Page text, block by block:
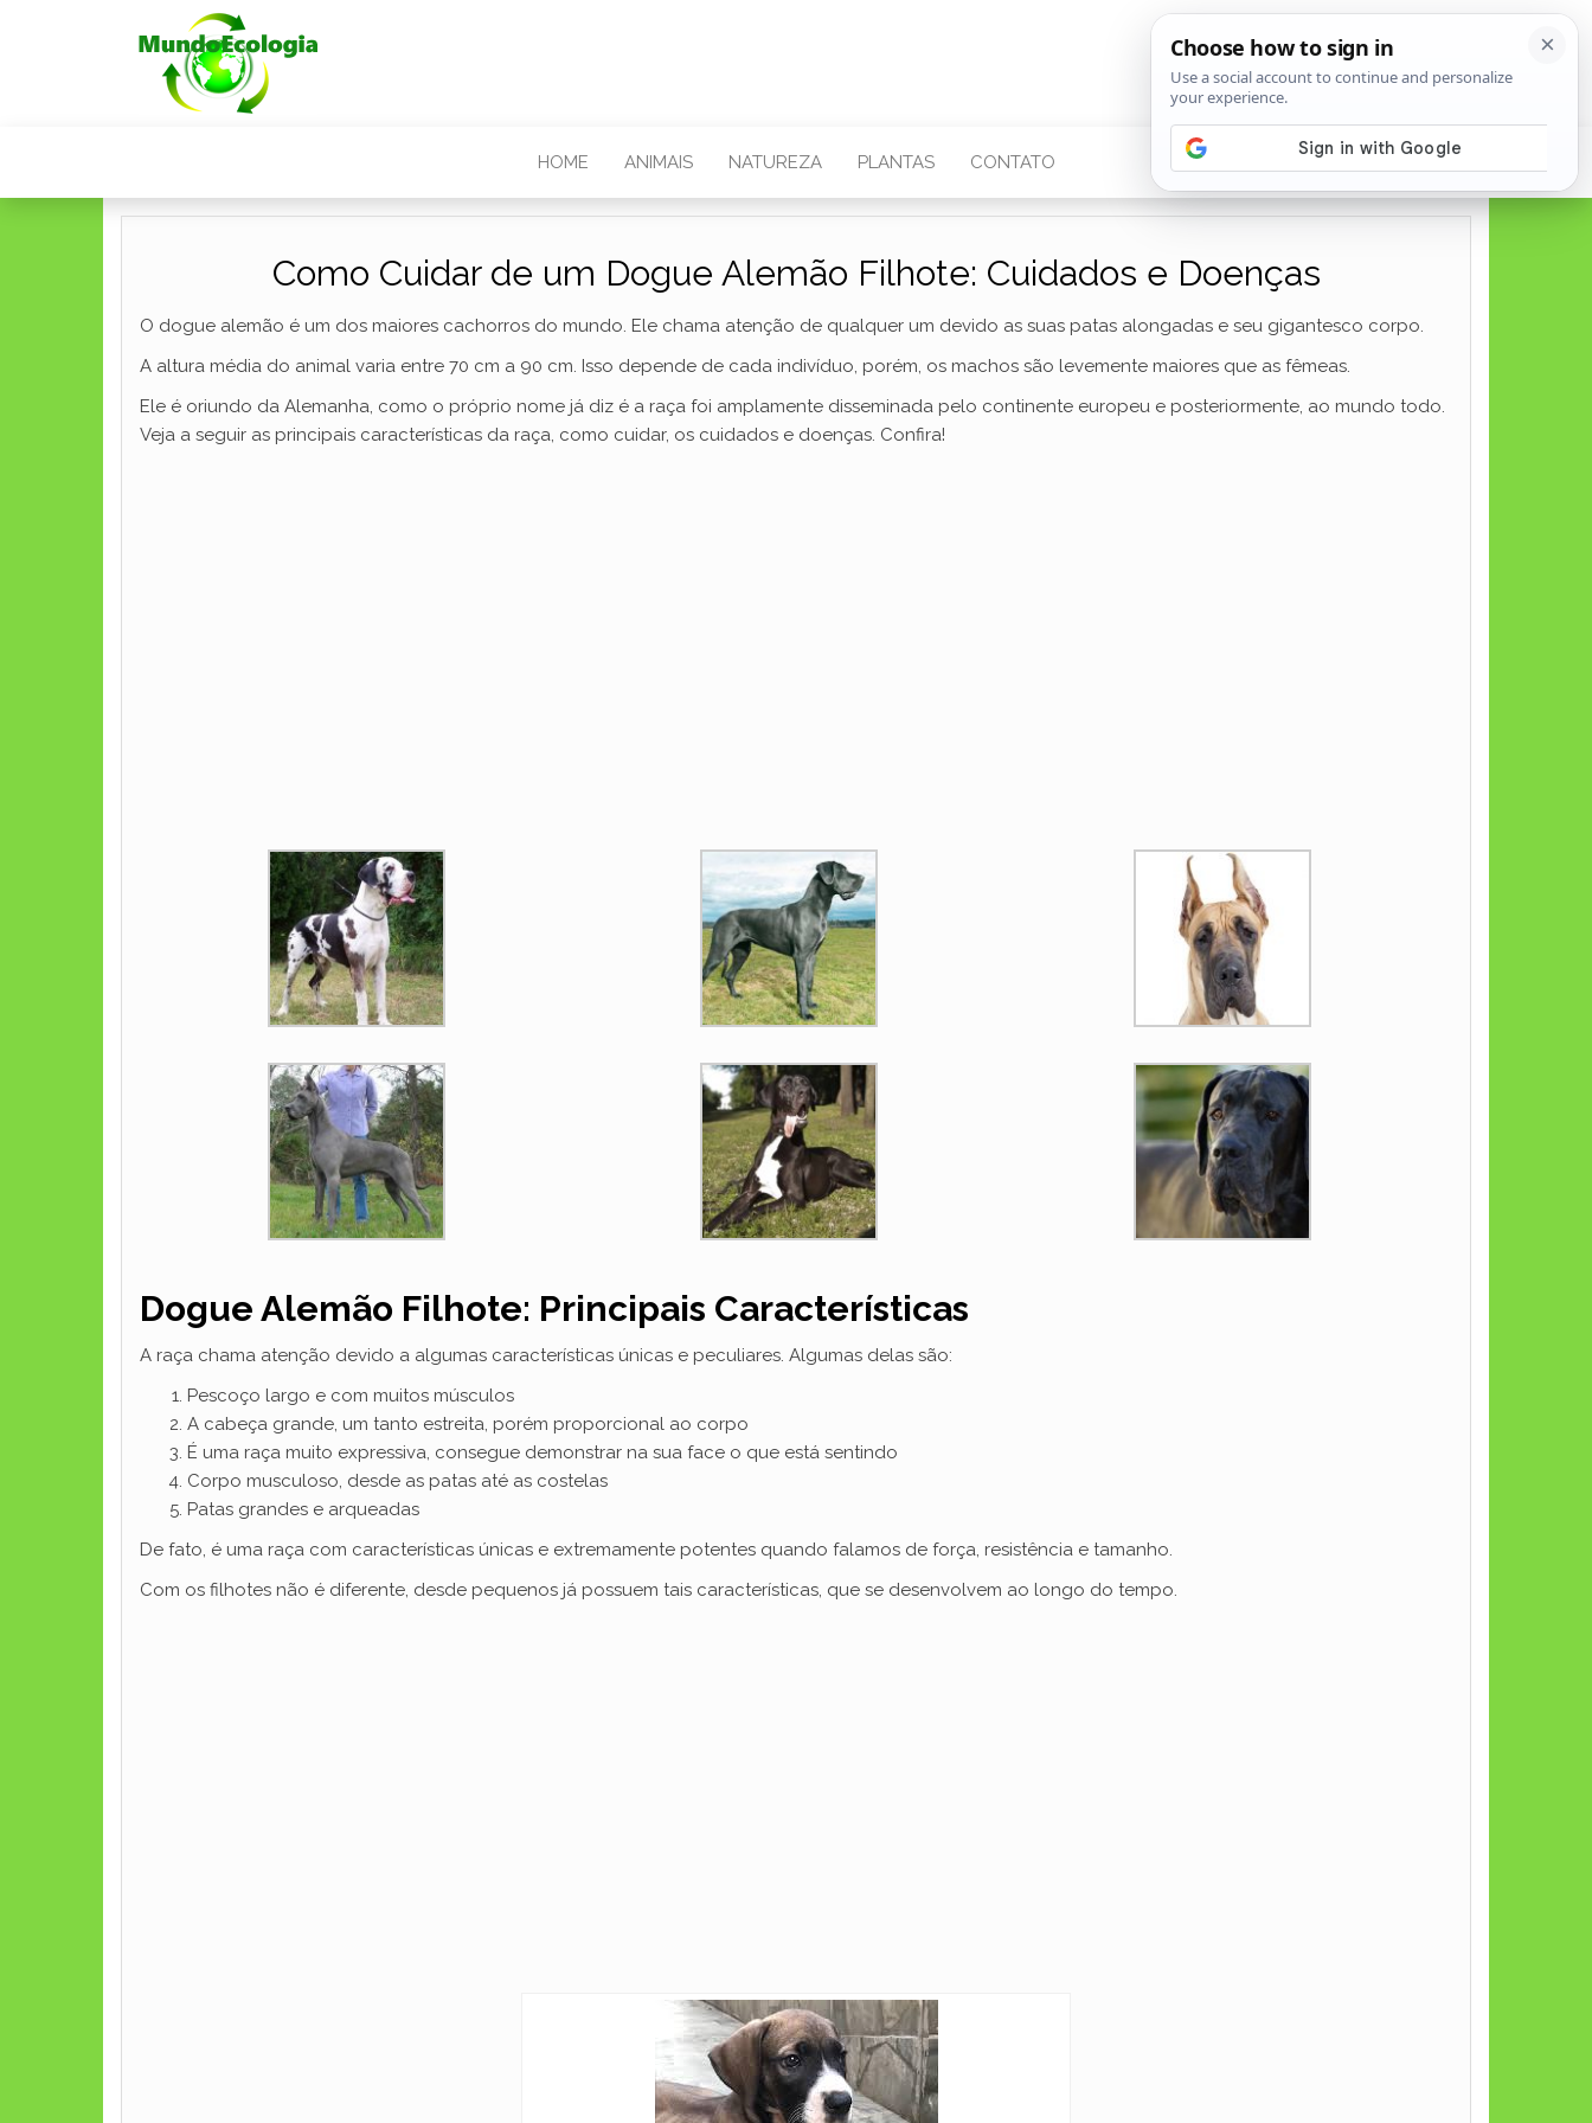
HOME ANIMAIS NATUREZA PLANTAS CONTATO
Como Cuidar de um Dogue Alemão Filhote: Cuidados e Doenças
O dogue alemão é um dos maiores cachorros do mundo. Ele chama atenção de qualquer um devido as suas patas alongadas e seu gigantesco corpo.
A altura média do animal varia entre 70 cm a 90 cm. Isso depende de cada indivíduo, porém, os machos são levemente maiores que as fêmeas.
Ele é oriundo da Alemanha, como o próprio nome já diz é a raça foi amplamente disseminada pelo continente europeu e posteriormente, ao mundo todo.
Veja a seguir as principais características da raça, como cuidar, os cuidados e doenças. Confira!
Dogue Alemão Filhote: Principais Características
A raça chama atenção devido a algumas características únicas e peculiares. Algumas delas são:
Pescoço largo e com muitos músculos
A cabeça grande, um tanto estreita, porém proporcional ao corpo
É uma raça muito expressiva, consegue demonstrar na sua face o que está sentindo
Corpo musculoso, desde as patas até as costelas
Patas grandes e arqueadas
De fato, é uma raça com características únicas e extremamente potentes quando falamos de força, resistência e tamanho.
Com os filhotes não é diferente, desde pequenos já possuem tais características, que se desenvolvem ao longo do tempo.